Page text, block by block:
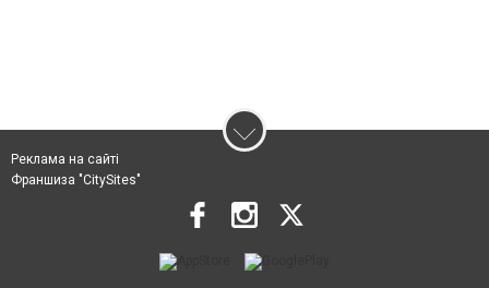
Реклама на сайті
Франшиза "CitySites"